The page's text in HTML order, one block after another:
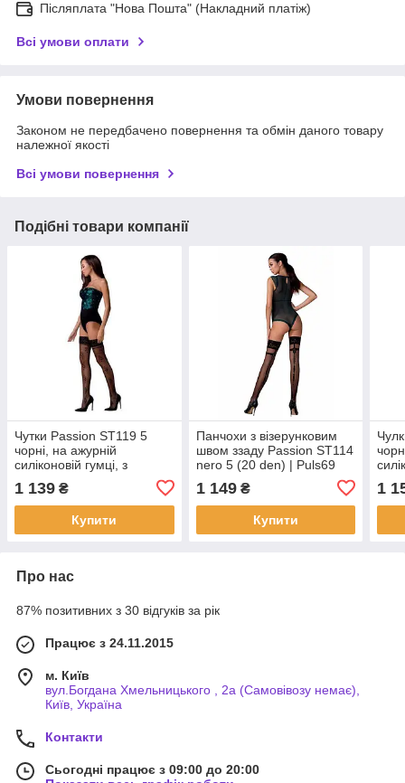
Післяплата "Нова Пошта" (Накладний платіж)
Всі умови оплати
Умови повернення
Законом не передбачено повернення та обмін даного товару
належної якості
Всі умови повернення
Подібні товари компанії
Чутки Passion ST119 5
чорні, на ажурній
силіконовій гумці, з
люрексова нитка | Puls69
1 139 ₴
Купити
Панчохи з візерунковим
швом ззаду Passion ST114
nero 5 (20 den) | Puls69
1 149₴
Купити
1
Про нас
87% позитивних з 30 відгуків за рік
Працює з 24.11.2015
м. Київ
вул.Богдана Хмельницького , 2а (Самовівозу немає),
Київ, Україна
Контакти
Сьогодні працює з 09:00 до 20:00